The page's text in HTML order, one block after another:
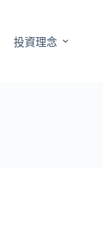
投資理念